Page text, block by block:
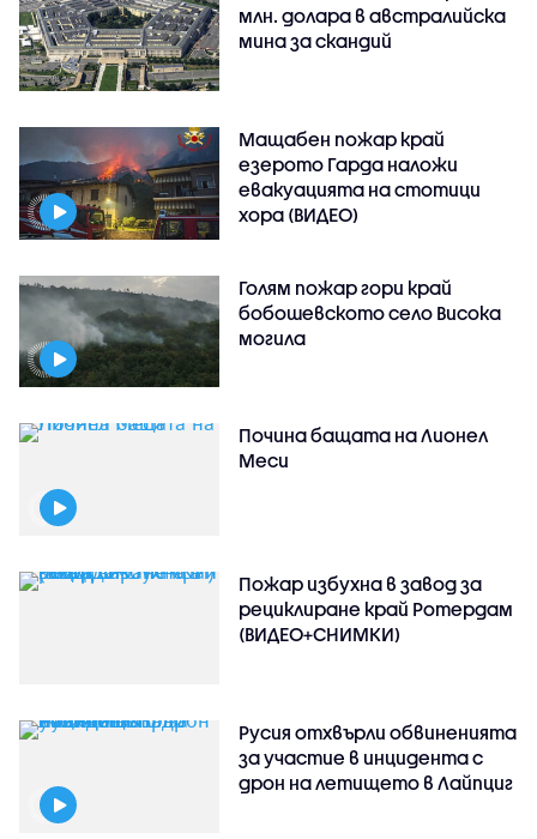
млн. долара в австралийска
мина за скандий
Мащабен пожар край
езерото Гарда наложи
евакуацията на стотици
хора (ВИДЕО)
Голям пожар гори край
бобошевското село Висока
могила
Почина бащата на Лионел
Меси
Пожар избухна в завод за
рециклиране край Ротердам
(ВИДЕО+СНИМКИ)
Русия отхвърли обвиненията
за участие в инцидента с
дрон на летището в Лайпциг